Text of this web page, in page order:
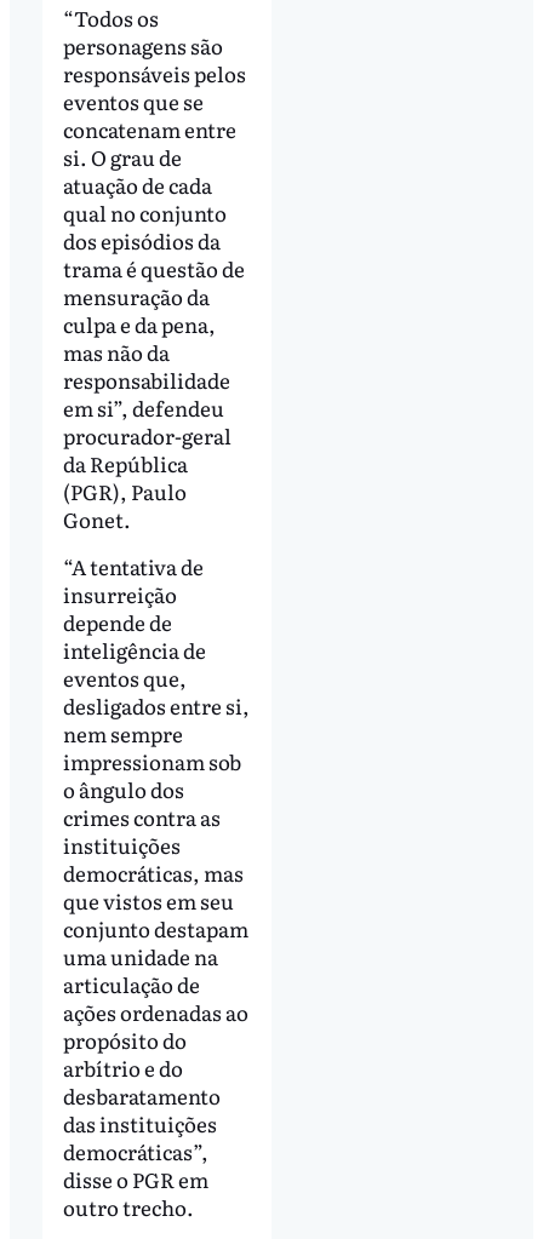
“Todos os
personagens são
responsáveis pelos
eventos que se
concatenam entre
si. O grau de
atuação de cada
qual no conjunto
dos episódios da
trama é questão de
mensuração da
culpa e da pena,
mas não da
responsabilidade
em si”, defendeu
procurador-geral
da República
(PGR), Paulo
Gonet.
“A tentativa de
insurreição
depende de
inteligência de
eventos que,
desligados entre si,
nem sempre
impressionam sob
o ângulo dos
crimes contra as
instituições
democráticas, mas
que vistos em seu
conjunto destapam
uma unidade na
articulação de
ações ordenadas ao
propósito do
arbítrio e do
desbaratamento
das instituições
democráticas”,
disse o PGR em
outro trecho.